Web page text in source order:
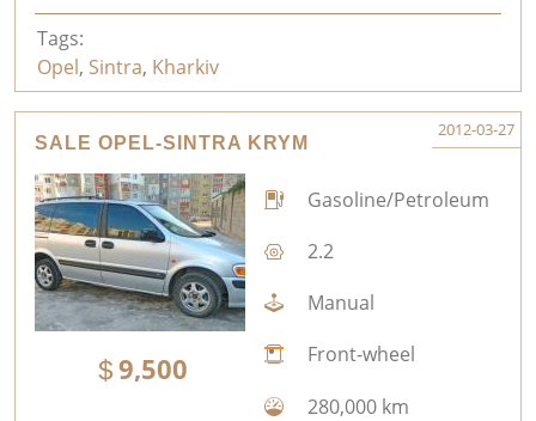
Tags:
Opel, Sintra, Kharkiv
SALE OPEL-SINTRA KRYM
2012-03-27
9,500
Gasoline/Petroleum
2.2
Manual
Front-wheel
280,000 km